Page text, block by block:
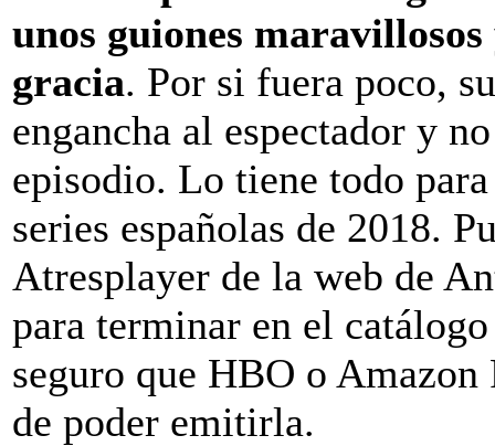
unos guiones
gracia. Por si fuera poco,
engancha al espectador y
episodio. Lo tiene todo
series españolas de 2018.
Atresplayer de la web de
para terminar en el
seguro que HBO o Amazon
de poder emitirla.